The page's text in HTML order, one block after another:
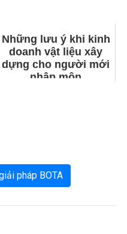
Những lưu ý khi kinh
doanh vật liệu xây
dựng cho người mới
nhập môn
pháp BOTA